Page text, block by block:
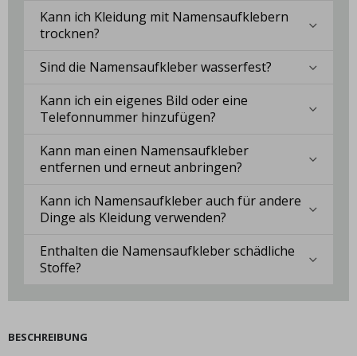
Kann ich Kleidung mit Namensaufklebern
trocknen?
Sind die Namensaufkleber wasserfest?
Kann ich ein eigenes Bild oder eine
Telefonnummer hinzufügen?
Kann man einen Namensaufkleber
entfernen und erneut anbringen?
Kann ich Namensaufkleber auch für andere
Dinge als Kleidung verwenden?
Enthalten die Namensaufkleber schädliche
Stoffe?
BESCHREIBUNG